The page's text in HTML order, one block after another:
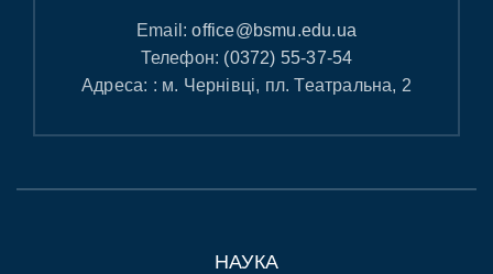
Email:office@bsmu.edu.ua
Телефон: (0372) 55-37-54
Адреса: : м. Чернівці, пл. Театральна, 2
НАУКА